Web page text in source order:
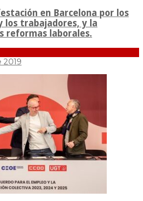
en Barcelona por los
los trabajadores, y la
reformas laborales.
2019